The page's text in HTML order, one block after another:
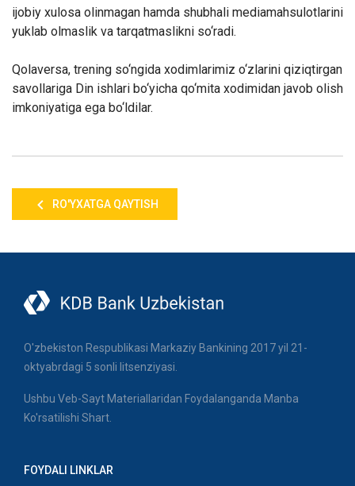
ijobiy xulosa olinmagan hamda shubhali mediamahsulotlarini
yuklab olmaslik va tarqatmaslikni so‘radi.
Qolaversa, trening so‘ngida xodimlarimiz o‘zlarini qiziqtirgan
savollariga Din ishlari bo‘yicha qo‘mita xodimidan javob olish
imkoniyatiga ega bo‘ldilar.
RO'YXATGA QAYTISH
O'zbekiston Respublikasi Markaziy Bankining 2017 yil 21-
oktyabrdagi 5 sonli litsenziyasi.
Ushbu Veb-Sayt Materiallaridan Foydalanganda Manba
Ko'rsatilishi Shart.
FOYDALI LINKLAR